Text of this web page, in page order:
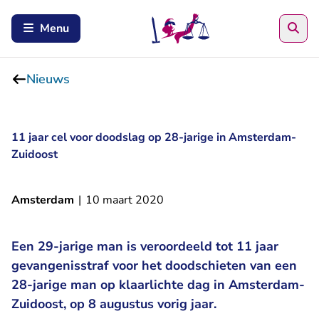
Menu
Nieuws
11 jaar cel voor doodslag op 28-jarige in Amsterdam-
Zuidoost
Amsterdam | 10 maart 2020
Een 29-jarige man is veroordeeld tot 11 jaar
gevangenisstraf voor het doodschieten van een
28-jarige man op klaarlichte dag in Amsterdam-
Zuidoost, op 8 augustus vorig jaar.